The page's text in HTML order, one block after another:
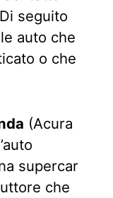
seguito
auto che
o che
(Acura
supercar
che